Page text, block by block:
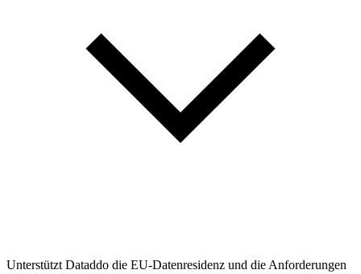
Unterstützt Dataddo die EU-Datenresidenz und die Anforderungen